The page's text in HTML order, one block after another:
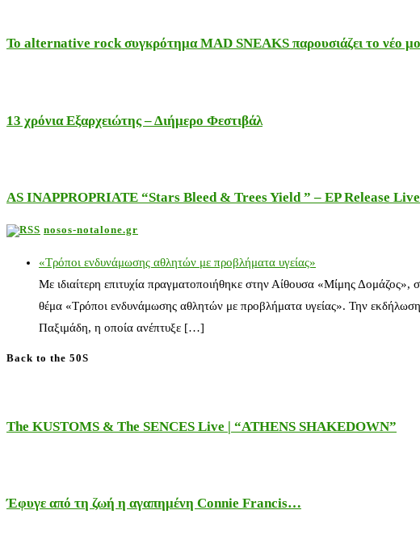
Το alternative rock συγκρότημα MAD SNEAKS παρουσιάζει το νέο
13 χρόνια Εξαρχειώτης – Διήμερο Φεστιβάλ
AS INAPPROPRIATE “Stars Bleed & Trees Yield ” – EP Release
nosos-notalone.gr
«Τρόποι ενδυνάμωσης αθλητών με προβλήματα υγείας»
Με ιδιαίτερη επιτυχία πραγματοποιήθηκε στην Αίθουσα «Μίμης
θέμα «Τρόποι ενδυνάμωσης αθλητών με προβλήματα υγείας». Την
Παξιμάδη, η οποία ανέπτυξε […]
Back to the 50S
The KUSTOMS & The SENCES Live | “ATHENS SHAKEDOWN”
Έφυγε από τη ζωή η αγαπημένη Connie Francis…